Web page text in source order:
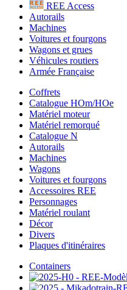
REE Access
Autorails
Machines
Voitures et fourgons
Wagons et grues
Véhicules routiers
Armée Française
Coffrets
Catalogue HOm/HOe
Matériel moteur
Matériel remorqué
Catalogue N
Autorails
Machines
Wagons
Voitures et fourgons
Accessoires REE
Personnages
Matériel roulant
Décor
Divers
Plaques d'itinéraires
Containers